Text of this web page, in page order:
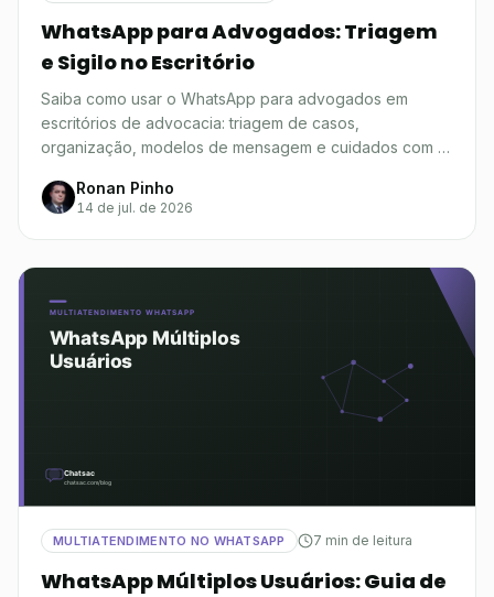
WhatsApp para Advogados: Triagem
e Sigilo no Escritório
Saiba como usar o WhatsApp para advogados em
escritórios de advocacia: triagem de casos,
organização, modelos de mensagem e cuidados com a
Ronan Pinho
14 de jul. de 2026
MULTIATENDIMENTO NO WHATSAPP 7 min de leitura
WhatsApp Múltiplos Usuários: Guia de